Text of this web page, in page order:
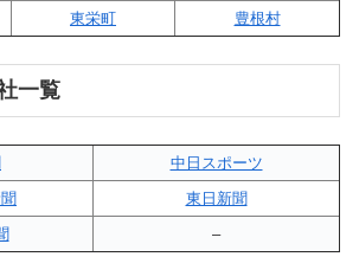
東栄町 豊根村
一覧
中日スポーツ
東日新聞
–